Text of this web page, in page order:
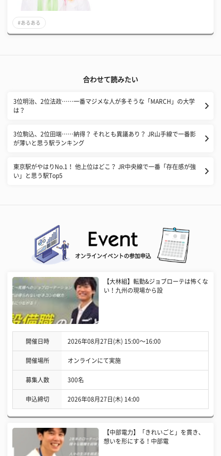
#あるある
合わせて読みたい
3位明治、2位法政……一番マジメな人が多そうな「MARCH」の大学
は？
3位駒込、2位田端……納得？ それとも異議あり？ JR山手線で一番影
が薄いと思う駅ランキング
東京駅がやはりNo.1！ 他上位はどこ？ JR中央線で一番「存在感が強
い」と思う駅Top5
オンラインイベントの参加申込
【大林組】転勤&ジョブローテは怖くな
い！九州の現場から設
開催日時 2026年08月27日(木) 15:00〜16:00
開催場所 オンラインにて実施
募集人数 300名
申込締切 2026年08月27日(木) 14:00
【中部電力】「きれいごと」を貫き、
想いを形にする！中部電